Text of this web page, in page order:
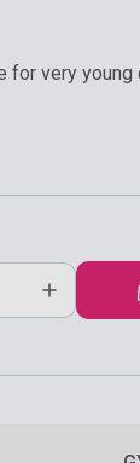
very young